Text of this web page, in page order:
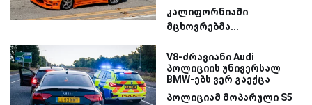
კალიფორნიაში
მცხოვრებმა...
V8-ძრავიანი Audi
პოლიციის უნივერსალ
BMW-ებს ვერ გაექცა
პოლიციამ მოპარული S5